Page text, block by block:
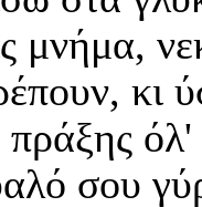
μνήμα,
κι
σου